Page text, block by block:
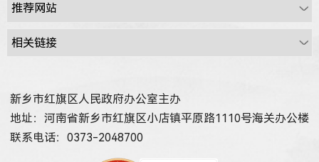
新乡市红旗区人民政府办公室主办
地址：河南省新乡市红旗区小店镇平原路1110号海关办公楼
联系电话：0373-2048700